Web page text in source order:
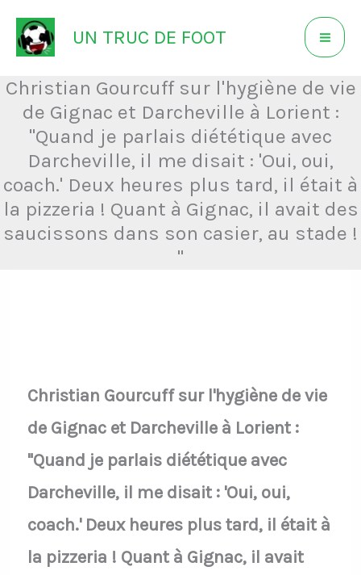
Aller
au
contenu
UN TRUC DE FOOT
Christian Gourcuff sur l'hygiène de vie
de Gignac et Darcheville à Lorient :
"Quand je parlais diététique avec
Darcheville, il me disait : 'Oui, oui,
coach.' Deux heures plus tard, il était à
la pizzeria ! Quant à Gignac, il avait des
saucissons dans son casier, au stade !
"
Christian Gourcuff sur l'hygiène de vie
de Gignac et Darcheville à Lorient :
"Quand je parlais diététique avec
Darcheville, il me disait : 'Oui, oui,
coach.' Deux heures plus tard, il était à
la pizzeria ! Quant à Gignac, il avait